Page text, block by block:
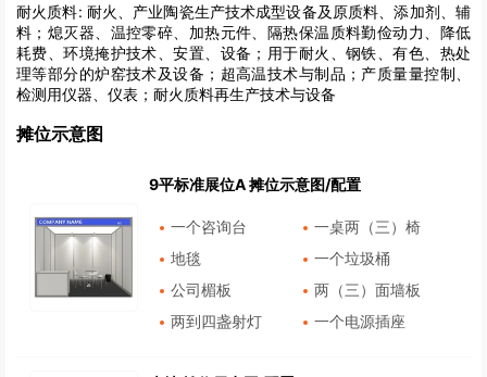
耐火质料: 耐火、产业陶瓷生产技术成型设备及原质料、添加剂、辅
料；熄灭器、温控零碎、加热元件、隔热保温质料勤俭动力、降低
耗费、环境掩护技术、安置、设备；用于耐火、钢铁、有色、热处
理等部分的炉窑技术及设备；超高温技术与制品；产质量量控制、
检测用仪器、仪表；耐火质料再生产技术与设备
摊位示意图
9平标准展位A 摊位示意图/配置
一个咨询台
一桌两（三）椅
地毯
一个垃圾桶
公司楣板
两（三）面墙板
两到四盏射灯
一个电源插座